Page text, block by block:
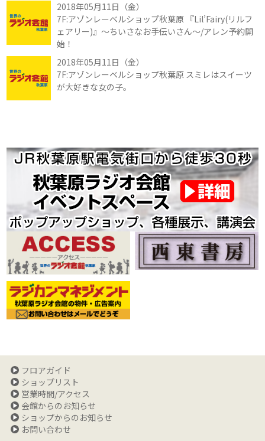
2018年05月11日（金）
7F:アゾンレーベルショップ秋葉原 『Lil’Fairy(リルフ
ェアリー)』～ちいさなお手伝いさん～/アレン予約開
始！
2018年05月11日（金）
7F:アゾンレーベルショップ秋葉原 スミレはスイーツ
が大好きな女の子。
フロアガイド
ショップリスト
営業時間/アクセス
会館からのお知らせ
ショップからのお知らせ
お問い合わせ